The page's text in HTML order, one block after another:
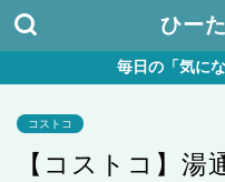
ひー
毎日の「気に
コストコ
【コストコ】湯